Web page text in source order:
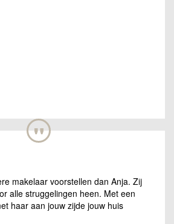
"
makelaar voorstellen dan Anja. Zij
alle struggelingen heen. Met een
haar aan jouw zijde jouw huis